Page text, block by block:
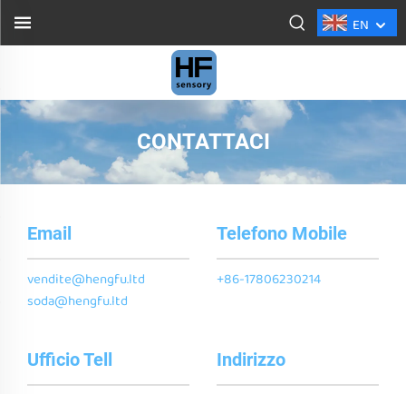
EN
CONTATTACI
Email
vendite@hengfu.ltd
soda@hengfu.ltd
Telefono Mobile
+86-17806230214
Ufficio Tell Indirizzo